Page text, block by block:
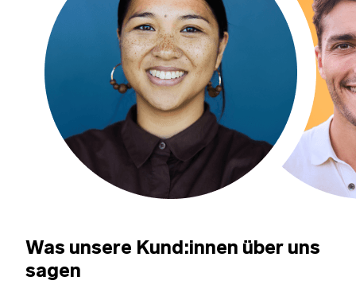
Was unsere Kund:innen über uns
sagen